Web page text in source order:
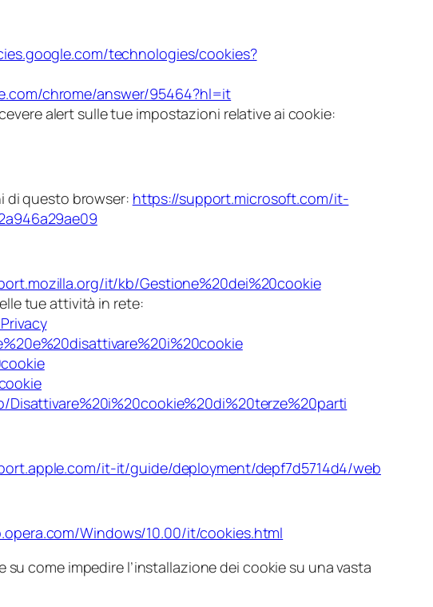
technologies/cookies?
chrome/answer/95464?hl=it
alert sulle tue impostazioni relative ai cookie:
di questo browser: https://support.microsoft.com/it-
it/kb/Gestione%20dei%20cookie
tue attività in rete:
it-it/guide/deployment/depf7d5714d4/web
Windows/10.00/it/cookies.html
come impedire l’installazione dei cookie su una vasta